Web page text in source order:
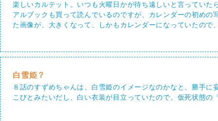
楽しいカルテット。いつも火曜日かが待ち遠しいと言ってい
アルブックも買って読んでいるのですが、カレンダーの初め
た画像が、大きくなって、しかもカレンダーになっていたの
白雪姫？
８話のすずめちゃんは、白雪姫のイメージなのかなと、勝手
こびとみたいだし、白い衣装が目立っていたので。仮死状態